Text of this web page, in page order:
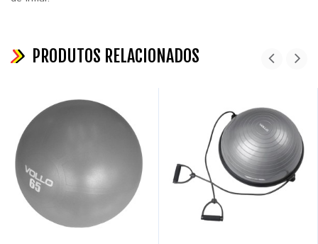
PRODUTOS RELACIONADOS